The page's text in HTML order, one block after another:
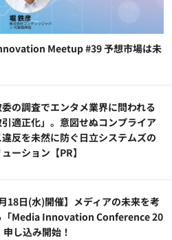
Meetup #39 予想市場は未
の調査でエンタメ業界に問われる
引適正化」。意図せぬコンプライア
違反を未然に防ぐ日立システムズの
ーション​【PR】
月18日(水)開催】メディアの未来を考
「Media Innovation Conference 20
し込み開始！